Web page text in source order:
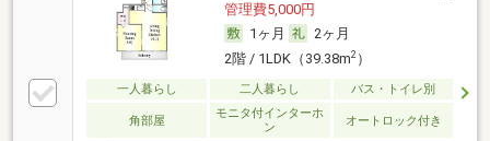
管理費5,000円
1ヶ月
2ヶ月
2階 / 1LDK（39.38m2）
一人暮らし 二人暮らし バス・トイレ別
角部屋
モニタ付インターホ
ン
オートロック付き